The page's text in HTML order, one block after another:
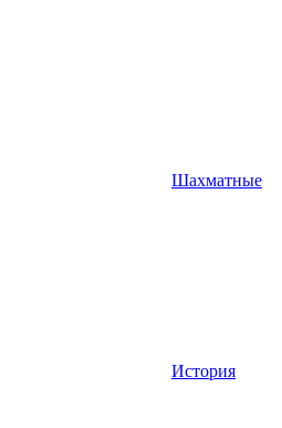
Шахматные
История